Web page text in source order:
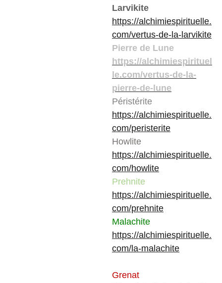
Larvikite
https://alchimiespirituelle.
com/vertus-de-la-larvikite
Pierre de Lune
https://alchimiespirituel
le.com/vertus-de-la-
pierre-de-lune
Péristérite
https://alchimiespirituelle.
com/peristerite
Howlite
https://alchimiespirituelle.
com/howlite
Prehnite
https://alchimiespirituelle.
com/prehnite
Malachite
https://alchimiespirituelle.
com/la-malachite
Grenat